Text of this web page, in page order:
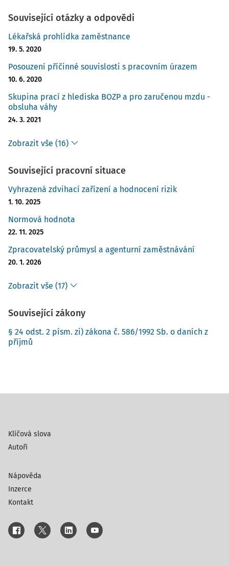
Související otázky a odpovědi
Lékařská prohlídka zaměstnance
19. 5. 2020
Posouzení příčinné souvislosti s pracovním úrazem
10. 6. 2020
Skupina prací z hlediska BOZP a pro zaručenou mzdu -
obsluha váhy
24. 3. 2021
Zobrazit vše (16)
Související pracovní situace
Vyhrazená zdvihací zařízení a hodnocení rizik
1. 10. 2025
Normová hodnota
22. 11. 2025
Zpracovatelský průmysl a agenturní zaměstnávání
20. 1. 2026
Zobrazit vše (17)
Související zákony
§ 24 odst. 2 písm. zi) zákona č. 586/1992 Sb. o daních z
příjmů
Klíčová slova
Autoři
Nápověda
Inzerce
Kontakt